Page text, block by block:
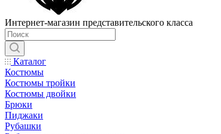
Интернет-магазин представительского класса
Каталог
Костюмы
Костюмы тройки
Костюмы двойки
Брюки
Пиджаки
Рубашки